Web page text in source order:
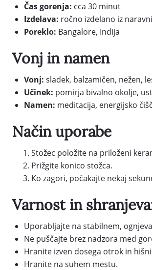
Čas gorenja: cca 30 minut
Izdelava: ročno izdelano iz
Poreklo: Bangalore, Indija
Vonj in namen
Vonj: sladek, balzamičen, nežen,
Učinek: pomirja bivalno okolje,
Namen: meditacija, energijsko
Način uporabe
Stožec položite na priloženi
Prižgite konico stožca.
Ko zagori, počakajte nekaj
Varnost in
Uporabljajte na stabilnem,
Ne puščajte brez nadzora med
Hranite izven dosega otrok in
Hranite na suhem mestu.